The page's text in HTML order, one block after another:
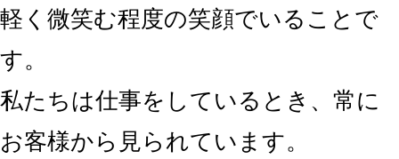
軽く微笑む程度の笑顔でいることで
す。
私たちは仕事をしているとき、常に
お客様から見られています。